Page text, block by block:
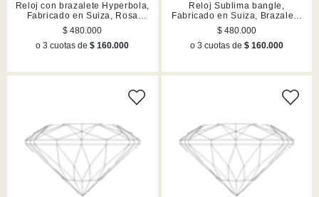
Reloj con brazalete Hyperbola,
Fabricado en Suiza, Rosa
dorado, Acabado en tono oro
rosa
$ 480.000
o 3 cuotas de$ 160.000
Reloj Sublima bangle,
Fabricado en Suiza, Brazalete
de metal, Rosa dorado,
Acabado en tono oro rosa
$ 480.000
o 3 cuotas de $ 160.000